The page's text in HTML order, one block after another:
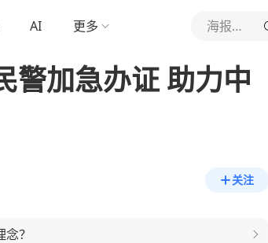
AI 更多 海报新闻
警加急办证 助力中
关注
？